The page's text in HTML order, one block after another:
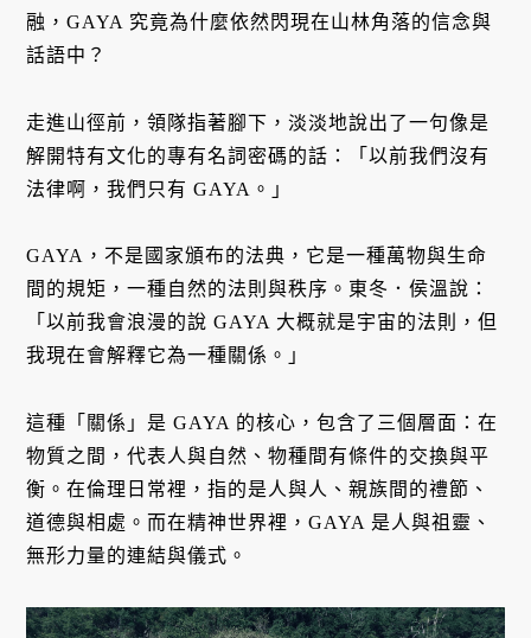
融，GAYA 究竟為什麼依然閃現在山林角落的信念與
話語中？
走進山徑前，領隊指著腳下，淡淡地說出了一句像是
解開特有文化的專有名詞密碼的話：「以前我們沒有
法律啊，我們只有 GAYA。」
GAYA，不是國家頒布的法典，它是一種萬物與生命
間的規矩，一種自然的法則與秩序。東冬．侯溫說：
「以前我會浪漫的說 GAYA 大概就是宇宙的法則，但
我現在會解釋它為一種關係。」
這種「關係」是 GAYA 的核心，包含了三個層面：在
物質之間，代表人與自然、物種間有條件的交換與平
衡。在倫理日常裡，指的是人與人、親族間的禮節、
道德與相處。而在精神世界裡，GAYA 是人與祖靈、
無形力量的連結與儀式。